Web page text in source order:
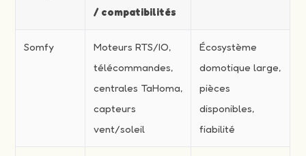
/ compatibilités
Somfy
Moteurs RTS/IO,
télécommandes,
centrales TaHoma,
capteurs
vent/soleil
Écosystème
domotique large,
pièces
disponibles,
fiabilité